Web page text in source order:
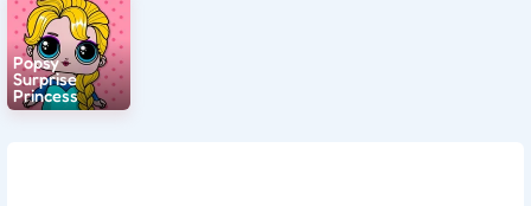
Popsy
Surprise
Princess